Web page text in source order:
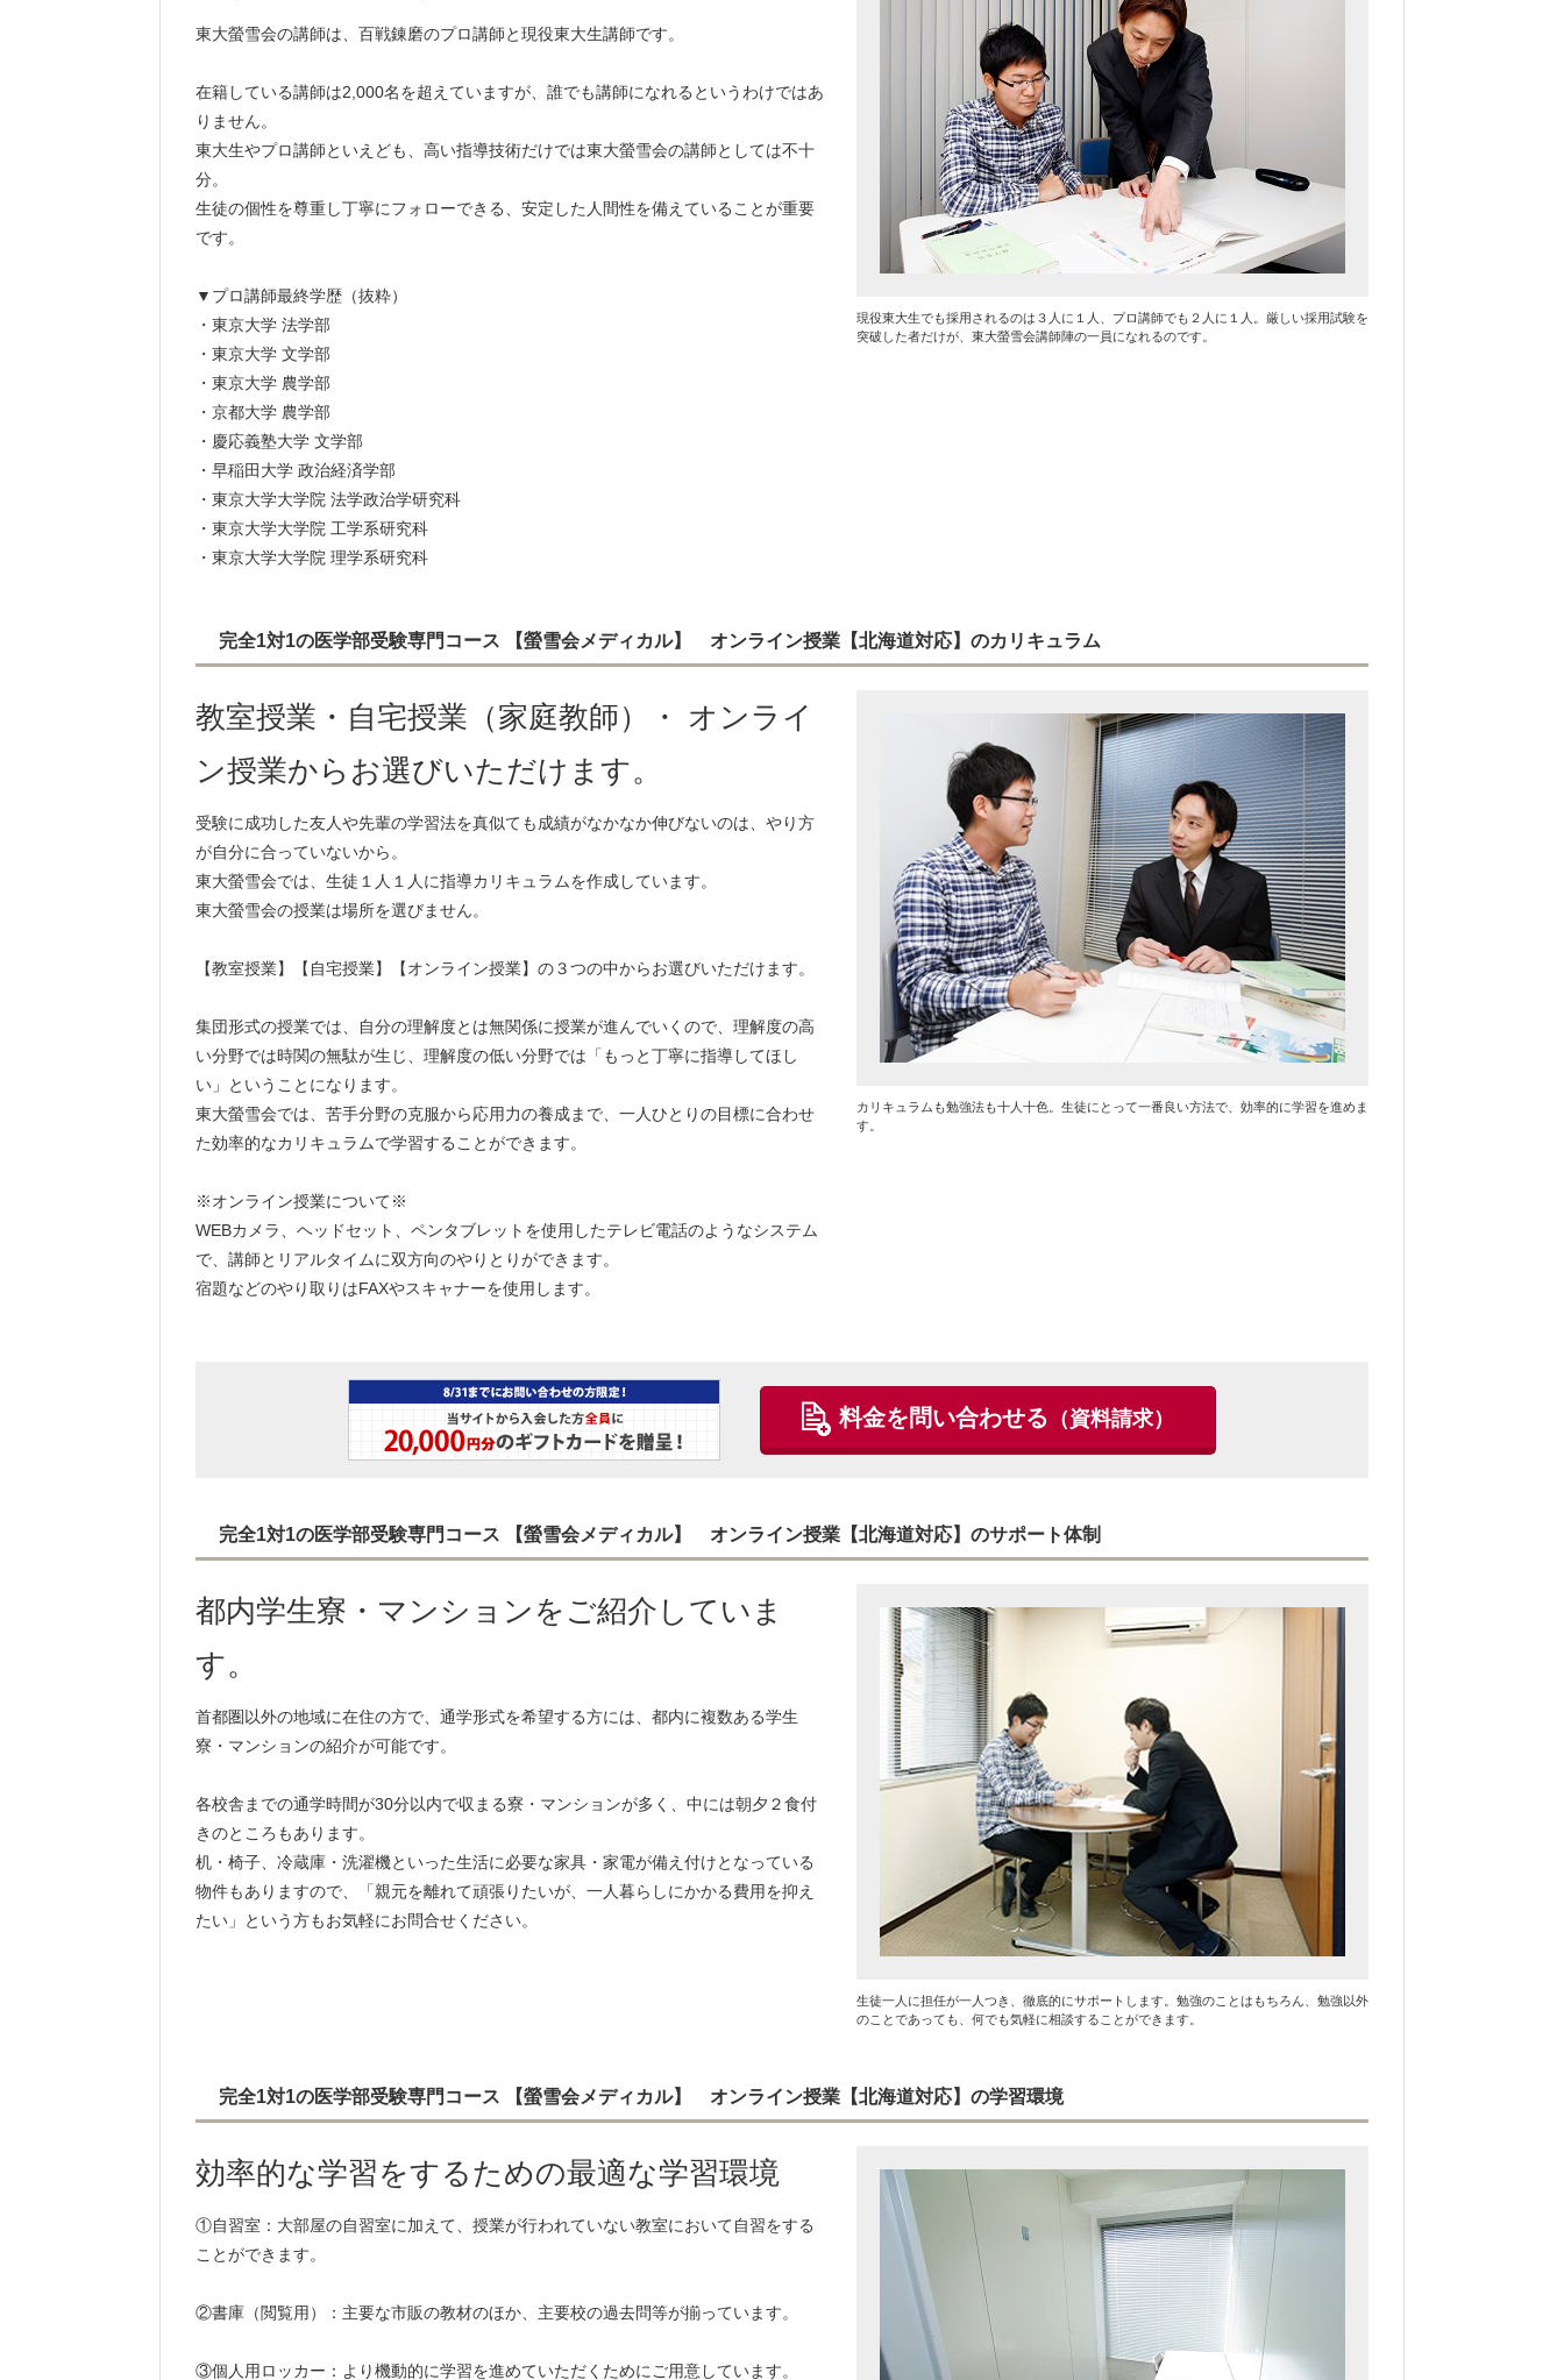
東大螢雪会の講師は、百戦錬磨のプロ講師と現役東大生講師です。
在籍している講師は2,000名を超えていますが、誰でも講師になれるというわけではあ
りません。
東大生やプロ講師といえども、高い指導技術だけでは東大螢雪会の講師としては不十
分。
生徒の個性を尊重し丁寧にフォローできる、安定した人間性を備えていることが重要
です。
▼プロ講師最終学歴（抜粋）
・東京大学 法学部
・東京大学 文学部
・東京大学 農学部
・京都大学 農学部
・慶応義塾大学 文学部
・早稲田大学 政治経済学部
・東京大学大学院 法学政治学研究科
・東京大学大学院 工学系研究科
・東京大学大学院 理学系研究科
現役東大生でも採用されるのは３人に１人、プロ講師でも２人に１人。厳しい採用試験を
突破した者だけが、東大螢雪会講師陣の一員になれるのです。
完全1対1の医学部受験専門コース 【螢雪会メディカル】 オンライン授業【北海道対応】のカリキュラム
教室授業・自宅授業（家庭教師）・ オンライ
ン授業からお選びいただけます。
受験に成功した友人や先輩の学習法を真似ても成績がなかなか伸びないのは、やり方
が自分に合っていないから。
東大螢雪会では、生徒１人１人に指導カリキュラムを作成しています。
東大螢雪会の授業は場所を選びません。
【教室授業】【自宅授業】【オンライン授業】の３つの中からお選びいただけます。
集団形式の授業では、自分の理解度とは無関係に授業が進んでいくので、理解度の高
い分野では時関の無駄が生じ、理解度の低い分野では「もっと丁寧に指導してほし
い」ということになります。
東大螢雪会では、苦手分野の克服から応用力の養成まで、一人ひとりの目標に合わせ
た効率的なカリキュラムで学習することができます。
※オンライン授業について※
WEBカメラ、ヘッドセット、ペンタブレットを使用したテレビ電話のようなシステム
で、講師とリアルタイムに双方向のやりとりができます。
宿題などのやり取りはFAXやスキャナーを使用します。
カリキュラムも勉強法も十人十色。生徒にとって一番良い方法で、効率的に学習を進めま
す。
料金を問い合わせる （資料請求）
完全1対1の医学部受験専門コース 【螢雪会メディカル】 オンライン授業【北海道対応】のサポート体制
都内学生寮・マンションをご紹介していま
す。
首都圏以外の地域に在住の方で、通学形式を希望する方には、都内に複数ある学生
寮・マンションの紹介が可能です。
各校舎までの通学時間が30分以内で収まる寮・マンションが多く、中には朝夕２食付
きのところもあります。
机・椅子、冷蔵庫・洗濯機といった生活に必要な家具・家電が備え付けとなっている
物件もありますので、「親元を離れて頑張りたいが、一人暮らしにかかる費用を抑え
たい」という方もお気軽にお問合せください。
生徒一人に担任が一人つき、徹底的にサポートします。勉強のことはもちろん、勉強以外
のことであっても、何でも気軽に相談することができます。
完全1対1の医学部受験専門コース 【螢雪会メディカル】 オンライン授業【北海道対応】の学習環境
効率的な学習をするための最適な学習環境
①自習室：大部屋の自習室に加えて、授業が行われていない教室において自習をする
ことができます。
②書庫（閲覧用）：主要な市販の教材のほか、主要校の過去問等が揃っています。
③個人用ロッカー：より機動的に学習を進めていただくためにご用意しています。